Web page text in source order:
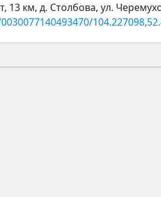
13 км, д. Столбова, ул.